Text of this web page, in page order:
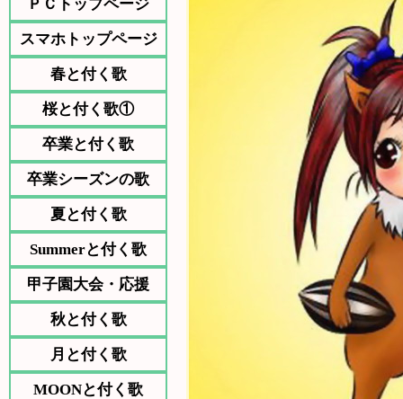
ＰＣトップページ
スマホトップページ
春と付く歌
桜と付く歌①
卒業と付く歌
卒業シーズンの歌
夏と付く歌
Summerと付く歌
甲子園大会・応援
秋と付く歌
月と付く歌
MOONと付く歌